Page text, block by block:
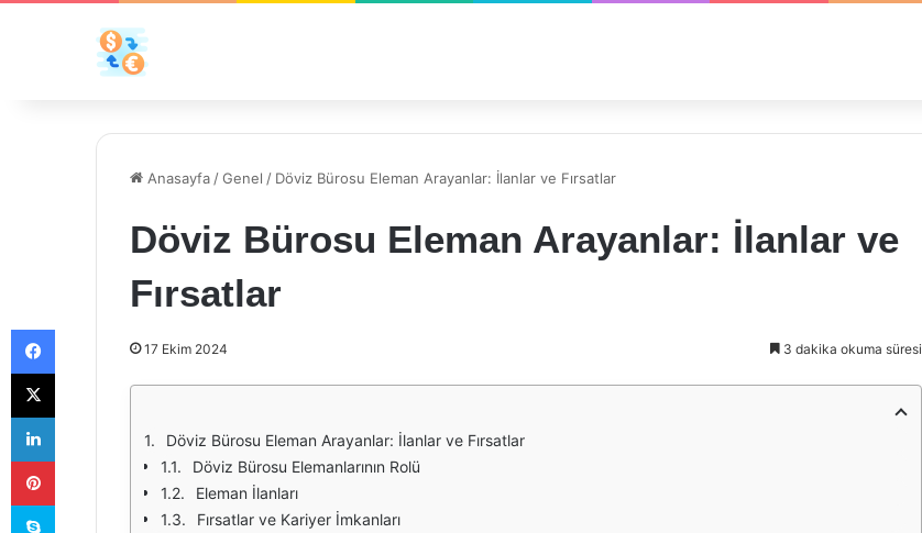
Anasayfa /Genel / Döviz Bürosu Eleman Arayanlar: İlanlar ve Fırsatlar
Döviz Bürosu Eleman Arayanlar: İlanlar ve
Fırsatlar
17 Ekim 2024 3 dakika okuma süresi
Döviz Bürosu Eleman Arayanlar: İlanlar ve Fırsatlar
Döviz Bürosu Elemanlarının Rolü
Eleman İlanları
Fırsatlar ve Kariyer İmkanları
Facebook
X
LinkedIn
Pinterest
Skype